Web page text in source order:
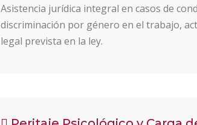
Asistencia jurídica integral en casos de
discriminación por género en el trabajo,
legal prevista en la ley.